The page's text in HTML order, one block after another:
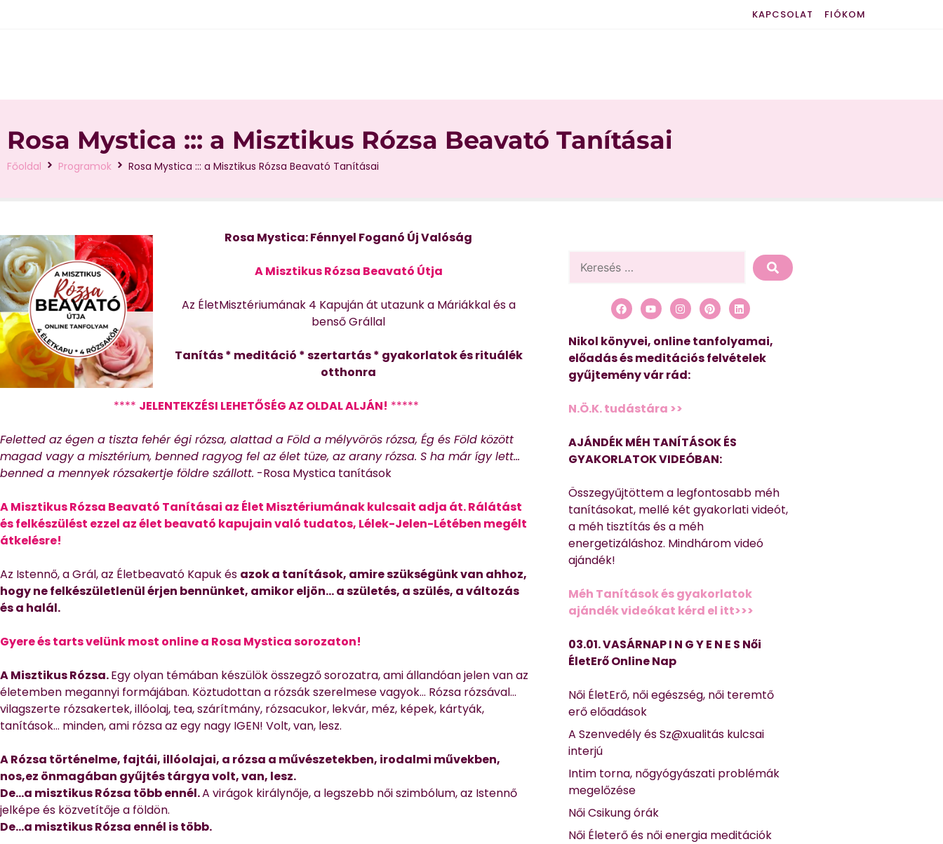
KAPCSOLAT FIÓKOM
Rosa Mystica ::: a Misztikus Rózsa Beavató Tanításai
Főoldal Programok Rosa Mystica ::: a Misztikus Rózsa Beavató Tanításai
Rosa Mystica: Fénnyel Foganó Új Valóság
A Misztikus Rózsa Beavató Útja
Az ÉletMisztériumának 4 Kapuján át utazunk a Máriákkal és a
benső Grállal
Tanítás * meditáció * szertartás * gyakorlatok és rituálék
otthonra
**** JELENTEKZÉSI LEHETŐSÉG AZ OLDAL ALJÁN! *****
Feletted az égen a tiszta fehér égi rózsa, alattad a Föld a mélyvörös rózsa, Ég és Föld között
magad vagy a misztérium, benned ragyog fel az élet tüze, az arany rózsa. S ha már így lett…
benned a mennyek rózsakertje földre szállott. -Rosa Mystica tanítások
A Misztikus Rózsa Beavató Tanításai az Élet Misztériumának kulcsait adja át. Rálátást
és felkészülést ezzel az élet beavató kapujain való tudatos, Lélek-Jelen-Létében megélt
átkelésre!
Az Istennő, a Grál, az Életbeavató Kapuk és azok a tanítások, amire szükségünk van ahhoz,
hogy ne felkészületlenül érjen bennünket, amikor eljön… a születés, a szülés, a változás
és a halál.
Gyere és tarts velünk most online a Rosa Mystica sorozaton!
A Misztikus Rózsa.Egy olyan témában készülök összegző sorozatra, ami állandóan jelen van az
életemben megannyi formájában. Köztudottan a rózsák szerelmese vagyok… Rózsa rózsával…
vilagszerte rózsakertek, illóolaj, tea, szárítmány, rózsacukor, lekvár, méz, képek, kártyák,
tanítások… minden, ami rózsa az egy nagy IGEN! Volt, van, lesz.
A Rózsa történelme, fajtái, illóolajai, a rózsa a művészetekben, irodalmi művekben,
nos,ez önmagában gyűjtés tárgya volt, van, lesz.
De…a misztikus Rózsa több ennél.A virágok királynője, a legszebb női szimbólum, az Istennő
jelképe és közvetítője a földön.
De…a misztikus Rózsa ennél is több.
Nikol könyvei, online tanfolyamai,
előadás és meditációs felvételek
gyűjtemény vár rád:
N.Ö.K. tudástára >>
AJÁNDÉK MÉH TANÍTÁSOK ÉS
GYAKORLATOK VIDEÓBAN:
Összegyűjtöttem a legfontosabb méh
tanításokat, mellé két gyakorlati videót,
a méh tisztítás és a méh
energetizáláshoz. Mindhárom videó
ajándék!
Méh Tanítások és gyakorlatok
ajándék videókat kérd el itt>>>
03.01. VASÁRNAP I N G Y E N E S Női
ÉletErő Online Nap
Női ÉletErő, női egészség, női teremtő
erő előadások
A Szenvedély és Sz@xualitás kulcsai
interjú
Intim torna, nőgyógyászati problémák
megelőzése
Női Csikung órák
Női Életerő és női energia meditációk